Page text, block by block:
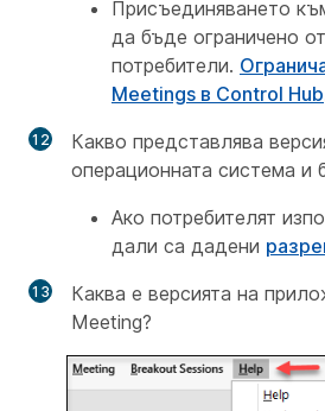
Присъединяването
да бъде ограничено
потребители.
Meetings в Control Hub
Какво представлява
операционната система и
Ако потребителят
дали са дадени
Каква е версията на
Meeting?